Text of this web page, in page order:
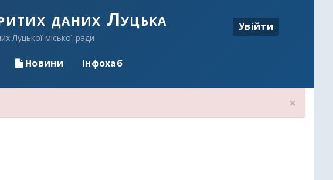
даних Луцька
Луцької міської ради
Увійти
Новини Інфохаб
×